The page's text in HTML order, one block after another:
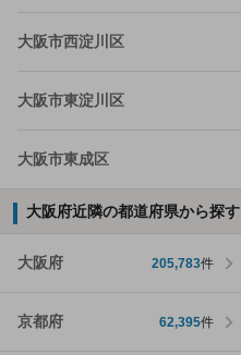
大阪市西淀川区
大阪市東淀川区
大阪市東成区
大阪府近隣の都道府県から探す
大阪府 205,783件
京都府 62,395件